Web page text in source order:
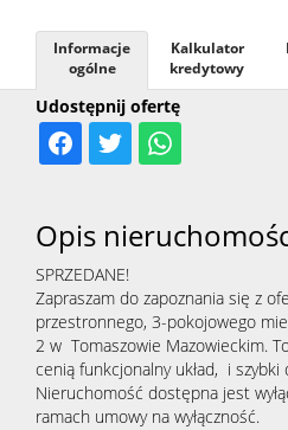
Udostępnij ofertę
Informacje
ogólne
Kalkulator
kredytowy
Opis
SPRZEDANE!
Zapraszam do zapoznania się z
przestronnego, 3-pokojowego
2 w Tomaszowie Mazowieckim.
cenią funkcjonalny układ, i
Nieruchomość dostępna jest
ramach umowy na wyłączność.